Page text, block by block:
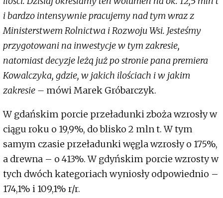
i bardzo intensywnie pracujemy nad tym wraz z
Ministerstwem Rolnictwa i Rozwoju Wsi. Jesteśmy
przygotowani na inwestycje w tym zakresie,
natomiast decyzje leżą już po stronie pana premiera
Kowalczyka, gdzie, w jakich ilościach i w jakim
zakresie – mówi Marek Gróbarczyk.
W gdańskim porcie przeładunki zboża wzrosły w
ciągu roku o 19,9%, do blisko 2 mln t. W tym
samym czasie przeładunki węgla wzrosły o 175%,
a drewna – o 413%. W gdyńskim porcie wzrosty w
tych dwóch kategoriach wyniosły odpowiednio –
174,1% i 109,1% r/r.